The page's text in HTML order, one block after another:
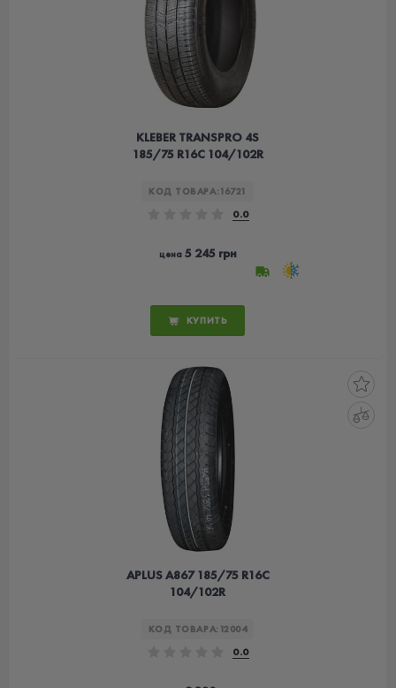
KLEBER TRANSPRO 4S
185/75 R16C 104/102R
КОД ТОВАРА: 16721
0.0
цена5 245 грн
КУПИТЬ
APLUS A867 185/75 R16C
104/102R
КОД ТОВАРА: 12004
0.0